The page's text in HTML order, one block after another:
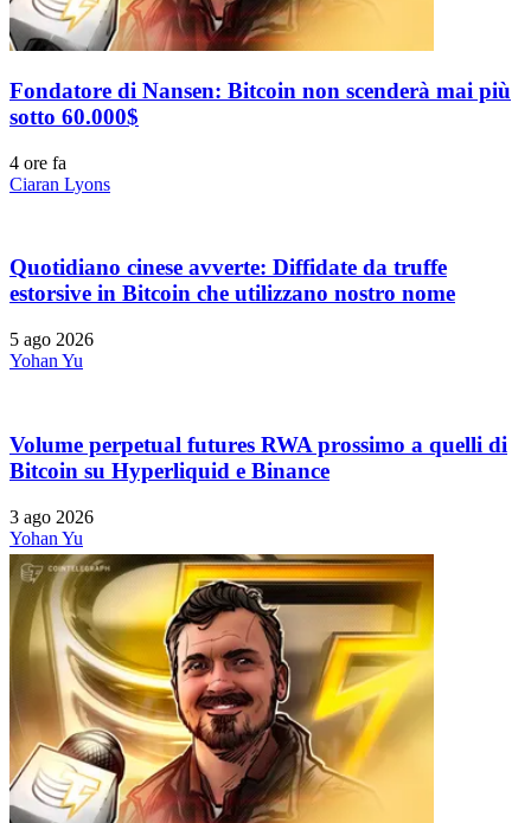
Fondatore di Nansen: Bitcoin non scenderà mai più
sotto 60.000$
4 ore fa
Ciaran Lyons
Quotidiano cinese avverte: Diffidate da truffe
estorsive in Bitcoin che utilizzano nostro nome
5 ago 2026
Yohan Yu
Volume perpetual futures RWA prossimo a quelli di
Bitcoin su Hyperliquid e Binance
3 ago 2026
Yohan Yu